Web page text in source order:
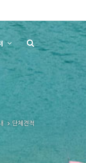
단체견적